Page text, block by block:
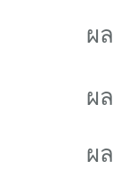
ผ
ผ
ผ